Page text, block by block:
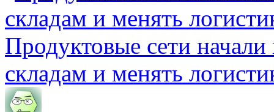
Продуктовые сети начали
складам и менять